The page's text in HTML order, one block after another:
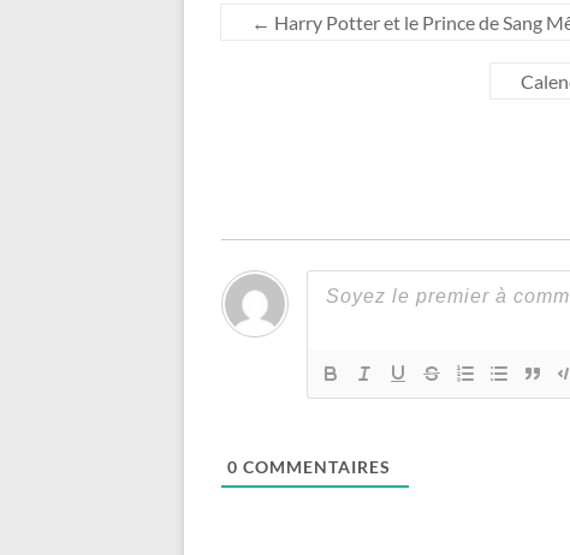
← Harry Potter et le Prince de Sang
0 COMMENTAIRES